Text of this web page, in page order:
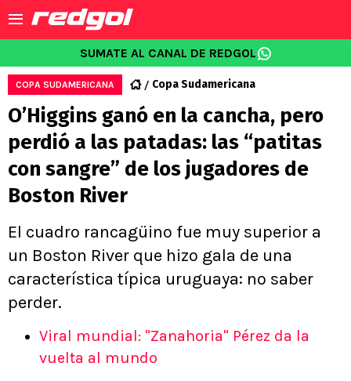
SUMATE AL CANAL DE REDGOL
COPA SUDAMERICANA Copa Sudamericana
O’Higgins ganó en la cancha, pero
perdió a las patadas: las “patitas
con sangre” de los jugadores de
Boston River
El cuadro rancagüino fue muy superior a
un Boston River que hizo gala de una
característica típica uruguaya: no saber
perder.
Viral mundial: "Zanahoria" Pérez da la
vuelta al mundo